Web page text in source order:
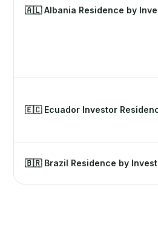
🇦🇱 Albania Residence by
🇪🇨 Ecuador Investor
🇧🇷 Brazil Residence by